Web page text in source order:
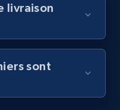
Essai gratuit
products by
price, Final
livraison
sont